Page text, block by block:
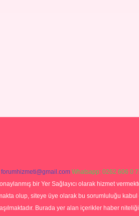
forumhizmeti@gmail.com Whatsapp: 0262 606 0
bir Yer Sağlayıcı olarak hizmet
olup, siteye üye olarak bu sorumluluğu
Burada yer alan içerikler haber